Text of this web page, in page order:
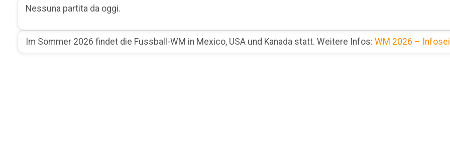
Nessuna partita da oggi.
Im Sommer 2026 findet die Fussball-WM in Mexico, USA und Kanada statt. Weitere Infos: WM 2026 –